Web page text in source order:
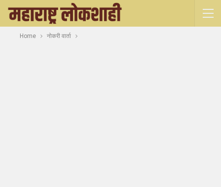
Home नोकरी वार्ता